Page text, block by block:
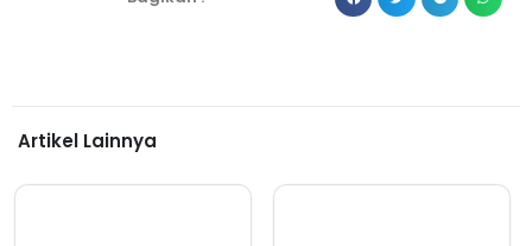
Artikel Lainnya